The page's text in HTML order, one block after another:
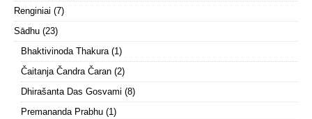
Renginiai (7)
Sādhu (23)
Bhaktivinoda Thakura(1)
Čaitanja Čandra Čaran (2)
Dhirašanta Das Gosvami (8)
Premananda Prabhu (1)